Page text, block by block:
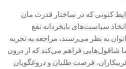
کنونی که در ساختار قدرت مان
سیاست‌های نابخردانه نفع
به نظر می‌رسند، مراجعه به تجربه
شاقول‌هایی فراهم می‌کند که از درون
فرصت طلبان و دروغگویان